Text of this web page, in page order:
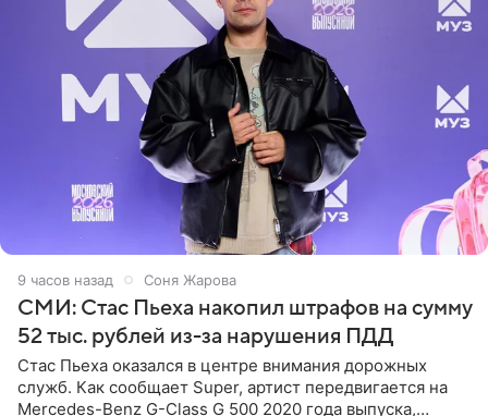
9 часов назад Соня Жарова
СМИ: Стас Пьеха накопил штрафов на сумму
52 тыс. рублей из-за нарушения ПДД
Стас Пьеха оказался в центре внимания дорожных
служб. Как сообщает Super, артист передвигается на
Mercedes-Benz G-Class G 500 2020 года выпуска,